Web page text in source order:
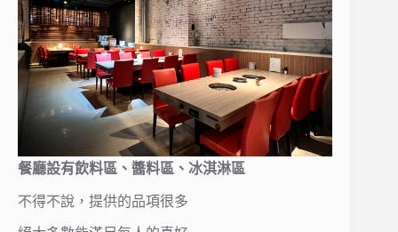
餐廳設有飲料區、醬料區、冰淇淋區
不得不說，提供的品項很多